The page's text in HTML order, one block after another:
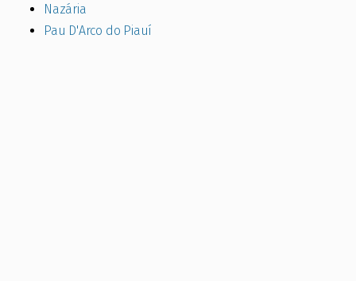
Nazária
Pau D'Arco do Piauí